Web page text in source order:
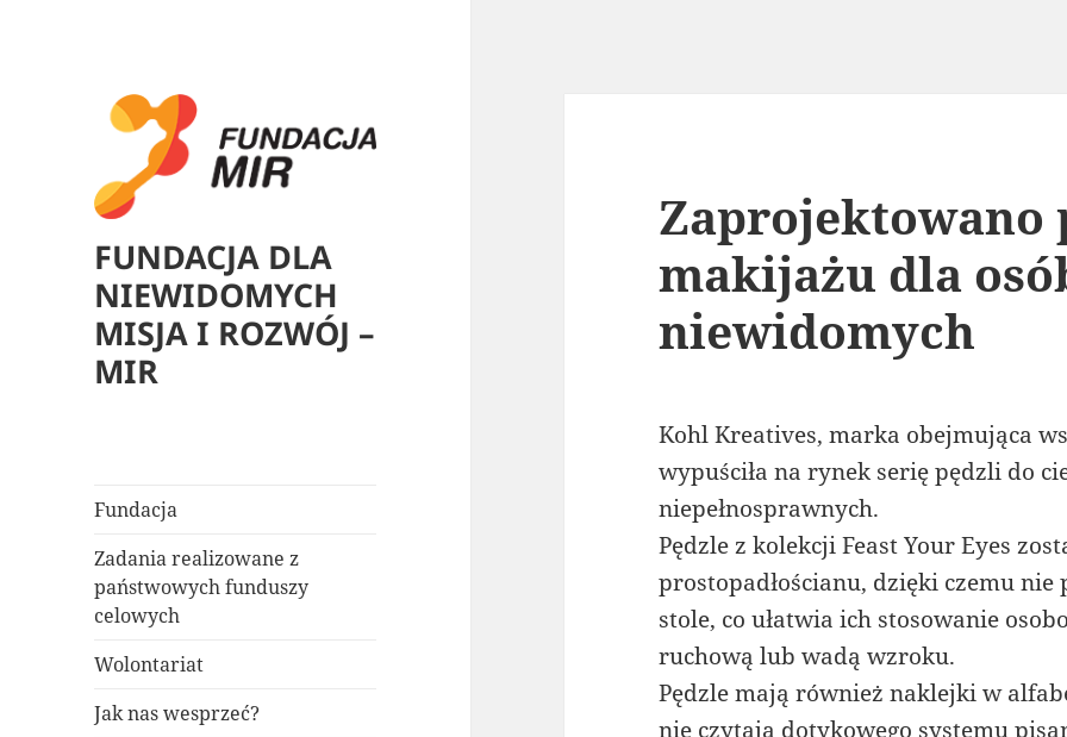
FUNDACJA DLA
NIEWIDOMYCH
MISJA I ROZWÓJ –
MIR
Fundacja
Zadania realizowane z
państwowych funduszy
celowych
Wolontariat
Jak nas wesprzeć?
Zaprojektowano
makijażu dla
niewidomych
Kohl Kreatives, marka obejmująca
wypuściła na rynek serię pędzli do
niepełnosprawnych.
Pędzle z kolekcji Feast Your Eyes
prostopadłościanu, dzięki czemu
stole, co ułatwia ich stosowanie
ruchową lub wadą wzroku.
Pędzle mają również naklejki w
nie czytają dotykowego systemu